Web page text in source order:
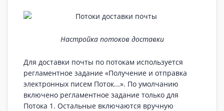
Настройка потоков доставки
Для доставки почты по потокам используется
регламентное задание «Получение и отправка
электронных писем Поток...». По умолчанию
включено регламентное задание только для
Потока 1. Остальные включаются вручную